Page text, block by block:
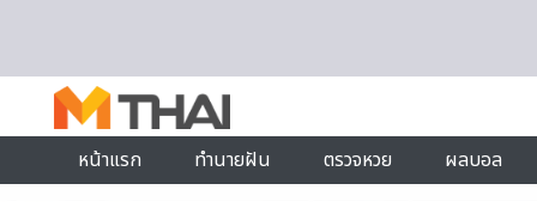
หน้าแรก ทำนายฝัน ตรวจหวย ผลบอล